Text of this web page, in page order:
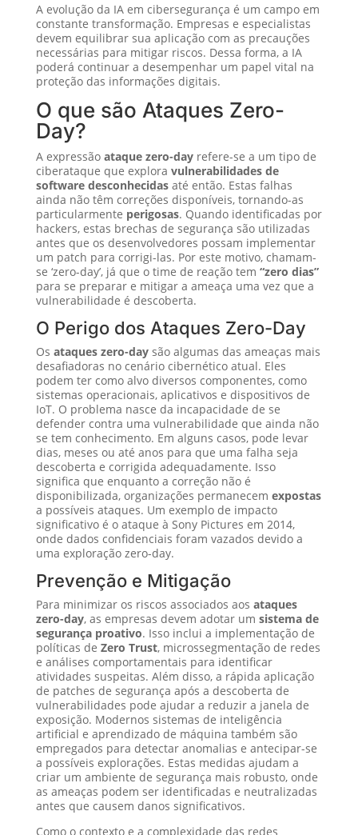
A evolução da IA em cibersegurança é um campo em
constante transformação. Empresas e especialistas
devem equilibrar sua aplicação com as precauções
necessárias para mitigar riscos. Dessa forma, a IA
poderá continuar a desempenhar um papel vital na
proteção das informações digitais.
O que são Ataques Zero-
Day?
A expressão ataque zero-dayrefere-se a um tipo de
ciberataque que explora vulnerabilidades de
software desconhecidasaté então. Estas falhas
ainda não têm correções disponíveis, tornando-as
particularmente perigosas. Quando identificadas por
hackers, estas brechas de segurança são utilizadas
antes que os desenvolvedores possam implementar
um patch para corrigi-las. Por este motivo, chamam-
se ‘zero-day’, já que o time de reação tem “zero dias”
para se preparar e mitigar a ameaça uma vez que a
vulnerabilidade é descoberta.
O Perigo dos Ataques Zero-Day
Os ataques zero-daysão algumas das ameaças mais
desafiadoras no cenário cibernético atual. Eles
podem ter como alvo diversos componentes, como
sistemas operacionais, aplicativos e dispositivos de
IoT. O problema nasce da incapacidade de se
defender contra uma vulnerabilidade que ainda não
se tem conhecimento. Em alguns casos, pode levar
dias, meses ou até anos para que uma falha seja
descoberta e corrigida adequadamente. Isso
significa que enquanto a correção não é
disponibilizada, organizações permanecem expostas
a possíveis ataques. Um exemplo de impacto
significativo é o ataque à Sony Pictures em 2014,
onde dados confidenciais foram vazados devido a
uma exploração zero-day.
Prevenção e Mitigação
Para minimizar os riscos associados aos ataques
zero-day, as empresas devem adotar um sistema de
segurança proativo. Isso inclui a implementação de
políticas de Zero Trust, microssegmentação de redes
e análises comportamentais para identificar
atividades suspeitas. Além disso, a rápida aplicação
de patches de segurança após a descoberta de
vulnerabilidades pode ajudar a reduzir a janela de
exposição. Modernos sistemas de inteligência
artificial e aprendizado de máquina também são
empregados para detectar anomalias e antecipar-se
a possíveis explorações. Estas medidas ajudam a
criar um ambiente de segurança mais robusto, onde
as ameaças podem ser identificadas e neutralizadas
antes que causem danos significativos.
Como o contexto e a complexidade das redes